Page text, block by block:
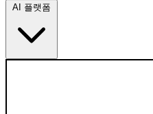
AI 플랫폼